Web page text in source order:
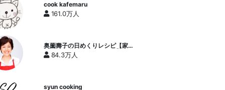
cook kafemaru
161.0万人
奥薗壽子の日めくりレシピ【家庭
料理研究家公式チャンネル】
84.3万人
syun cooking